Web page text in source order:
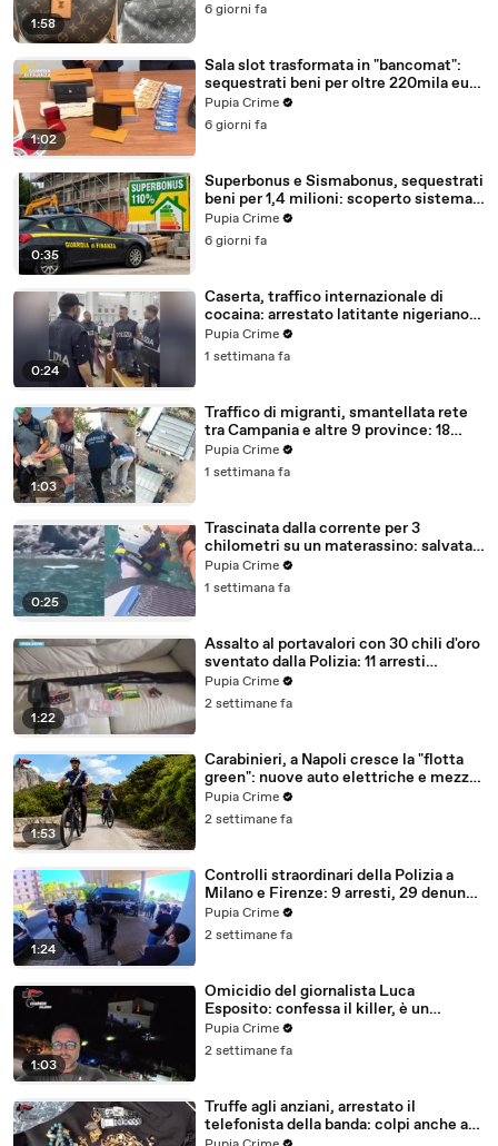
1:58
6 giorni fa
1:02
Sala slot trasformata in "bancomat":
sequestrati beni per oltre 220mila euro
a due coniugi (29.07.26)
Pupia Crime
6 giorni fa
0:35
Superbonus e Sismabonus, sequestrati
beni per 1,4 milioni: scoperto sistema
con false abitazioni (29.07.26)
Pupia Crime
6 giorni fa
0:24
Caserta, traffico internazionale di
cocaina: arrestato latitante nigeriano
ricercato dal 2019 (28.07.26)
Pupia Crime
1 settimana fa
1:03
Traffico di migranti, smantellata rete
tra Campania e altre 9 province: 18
arresti (27.07.26)
Pupia Crime
1 settimana fa
0:25
Trascinata dalla corrente per 3
chilometri su un materassino: salvata
dalla Polizia (25.07.26)
Pupia Crime
1 settimana fa
1:22
Assalto al portavalori con 30 chili d'oro
sventato dalla Polizia: 11 arresti
(25.07.26)
Pupia Crime
2 settimane fa
1:53
Carabinieri, a Napoli cresce la "flotta
green": nuove auto elettriche e mezzi
sostenibili anche sulle isole (25.07.26)
Pupia Crime
2 settimane fa
1:24
Controlli straordinari della Polizia a
Milano e Firenze: 9 arresti, 29 denunce
e oltre 7mila persone identificate
(25.07.26)
Pupia Crime
2 settimane fa
1:03
Omicidio del giornalista Luca
Esposito: confessa il killer, è un
26enne tunisino (25.07.26)
Pupia Crime
2 settimane fa
Truffe agli anziani, arrestato il
telefonista della banda: colpi anche ad